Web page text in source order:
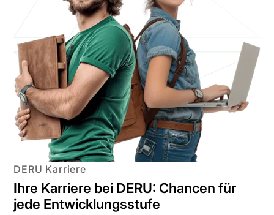
DERU Karriere
Ihre Karriere bei DERU: Chancen für
jede Entwicklungsstufe